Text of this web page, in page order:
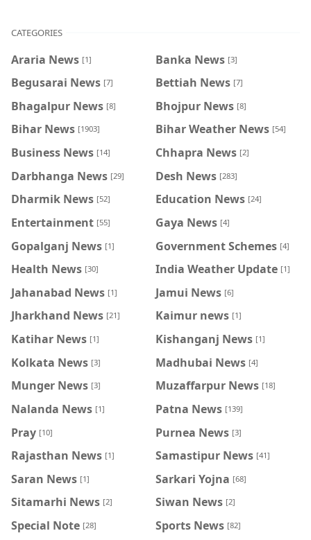
CATEGORIES
Araria News [1] Banka News [3]
Begusarai News [7] Bettiah News [7]
Bhagalpur News [8] Bhojpur News [8]
Bihar News [1903] Bihar Weather News [54]
Business News [14] Chhapra News [2]
Darbhanga News [29] Desh News [283]
Dharmik News [52] Education News [24]
Entertainment [55] Gaya News [4]
Gopalganj News [1] Government Schemes [4]
Health News [30] India Weather Update [1]
Jahanabad News [1] Jamui News [6]
Jharkhand News [21] Kaimur news [1]
Katihar News [1] Kishanganj News [1]
Kolkata News [3] Madhubai News [4]
Munger News [3] Muzaffarpur News [18]
Nalanda News [1] Patna News [139]
Pray [10] Purnea News [3]
Rajasthan News [1] Samastipur News [41]
Saran News [1] Sarkari Yojna [68]
Sitamarhi News [2] Siwan News [2]
Special Note [28] Sports News [82]